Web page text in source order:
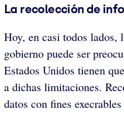
La recolección de
Hoy, en casi todos lados,
gobierno puede ser
Estados Unidos tienen
a dichas limitaciones.
datos con fines